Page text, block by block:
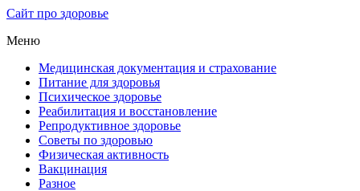
Сайт про здоровье
Меню
Медицинская документация и страхование
Питание для здоровья
Психическое здоровье
Реабилитация и восстановление
Репродуктивное здоровье
Советы по здоровью
Физическая активность
Вакцинация
Разное